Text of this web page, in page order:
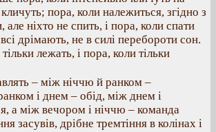
пора, коли належиться, згідно з
ніхто не спить, і пора, коли спати
дрімають, не в силі перебороти сон.
лежать, і пора, коли тільки
– між ніччю й ранком –
і днем – обід, між днем і
а між вечором і ніччю – команда
засувів, дрібне тремтіння в колінах і